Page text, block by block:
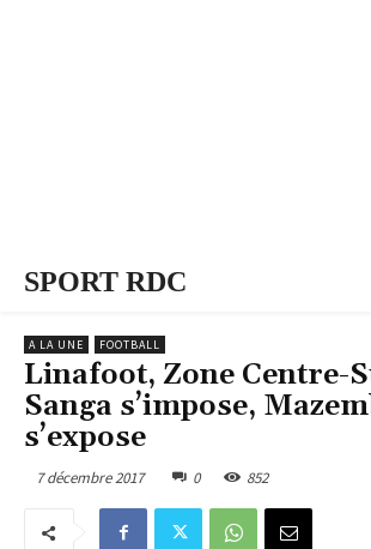
SPORT RDC
A LA UNE FOOTBALL
Linafoot, Zone Centre-
Sanga s’impose,
s’expose
7 décembre 2017 0 852